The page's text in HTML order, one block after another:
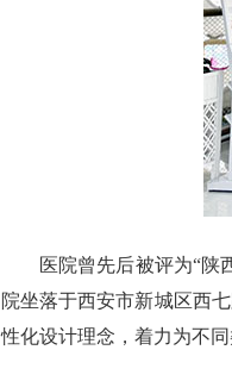
医院曾先后被评为“陕
院坐落于西安市新城区西
性化设计理念，着力为不